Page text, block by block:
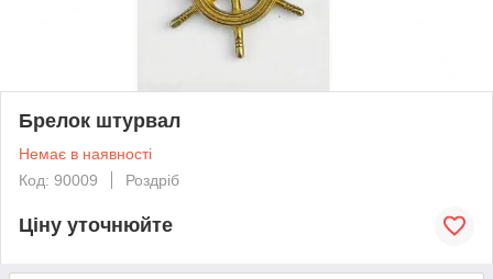
Брелок штурвал
Немає в наявності
Код: 90009
Роздріб
Ціну уточнюйте